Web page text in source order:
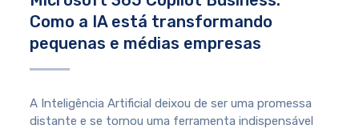
Como a IA está transformando
pequenas e médias empresas
A Inteligência Artificial deixou de ser uma promessa
distante e se tornou uma ferramenta indispensável